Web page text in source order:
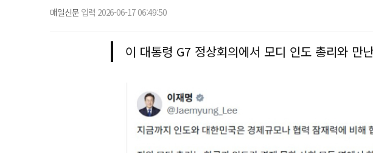
매일신문 입력 2026-06-17 06:49:50
이 대통령 G7 정상회의에서 모디 인도 총리와 만